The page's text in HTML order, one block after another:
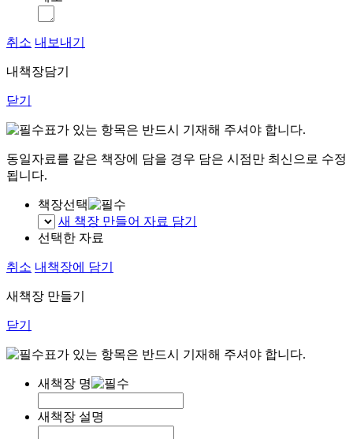
취소 내보내기
내책장담기
닫기
표가 있는 항목은 반드시 기재해 주셔야 합니다.
동일자료를 같은 책장에 담을 경우 담은 시점만 최신으로 수정
됩니다.
책장선택
새 책장 만들어 자료 담기
선택한 자료
취소 내책장에 담기
새책장 만들기
닫기
표가 있는 항목은 반드시 기재해 주셔야 합니다.
새책장 명
새책장 설명